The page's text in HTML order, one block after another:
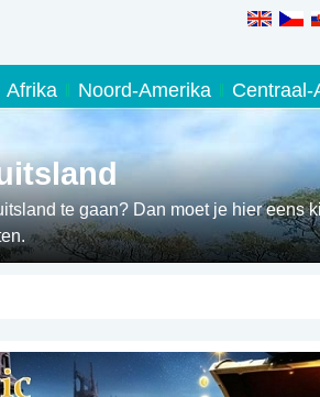
Afrika Noord-Amerika Centraal-
te gaan? Dan moet je hier eens